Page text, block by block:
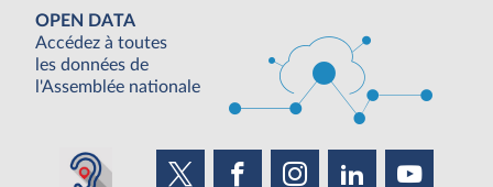
OPEN DATA
Accédez à toutes
les données de
l'Assemblée nationale